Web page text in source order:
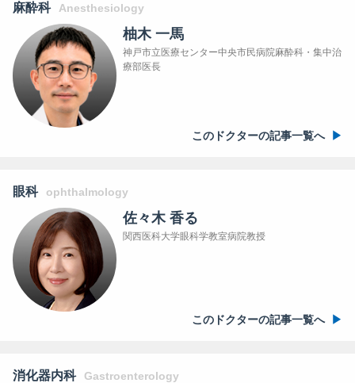
麻酔科 Anesthesiology
柚木 一馬
神戸市立医療センター中央市民病院麻酔科・集中治
療部医長
このドクターの記事一覧へ
眼科 ophthalmology
佐々木 香る
関西医科大学眼科学教室病院教授
このドクターの記事一覧へ
消化器内科 Gastroenterology